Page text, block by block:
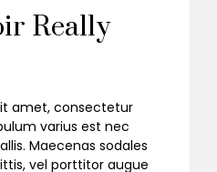
Really
amet, consectetur
varius est nec
Maecenas sodales
vel porttitor augue